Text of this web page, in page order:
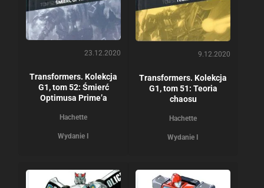
23.12.2020
Transformers. Kolekcja
G1, tom 52: Śmierć
Optimusa Prime’a
Hachette
Wydanie I
9.12.2020
Transformers. Kolekcja
G1, tom 51: Teoria
chaosu
Hachette
Wydanie I